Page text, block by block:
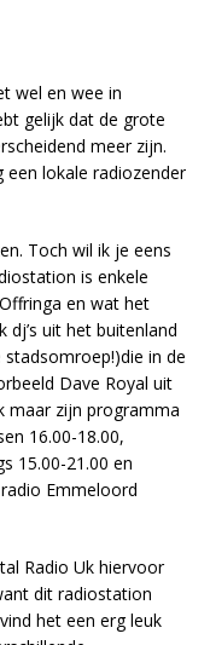
wel en wee in
gelijk dat de grote
meer zijn.
een lokale radiozender
Toch wil ik je eens
is enkele
en wat het
uit het buitenland
in de
Dave Royal uit
maar zijn programma
16.00-18.00,
15.00-21.00 en
Emmeloord
Radio Uk hiervoor
dit radiostation
het een erg leuk